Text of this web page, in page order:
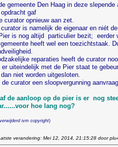
gemeente Den Haag in deze
gaf
curator opnieuw aan zet.
is namelijk de eigenaar en niét
is nog altijd particulier bezit; eerder
heeft wel een toezichtstaak.
reparaties heeft de curator
er uiteindelijk met de Pier staat te
niet worden uitgesloten.
de curator een sloopvergunning
de aanloop op de pier is er nog
hoe lang nog?
ivm copyright)
verandering: Mei 12, 2014, 21:15:28 door